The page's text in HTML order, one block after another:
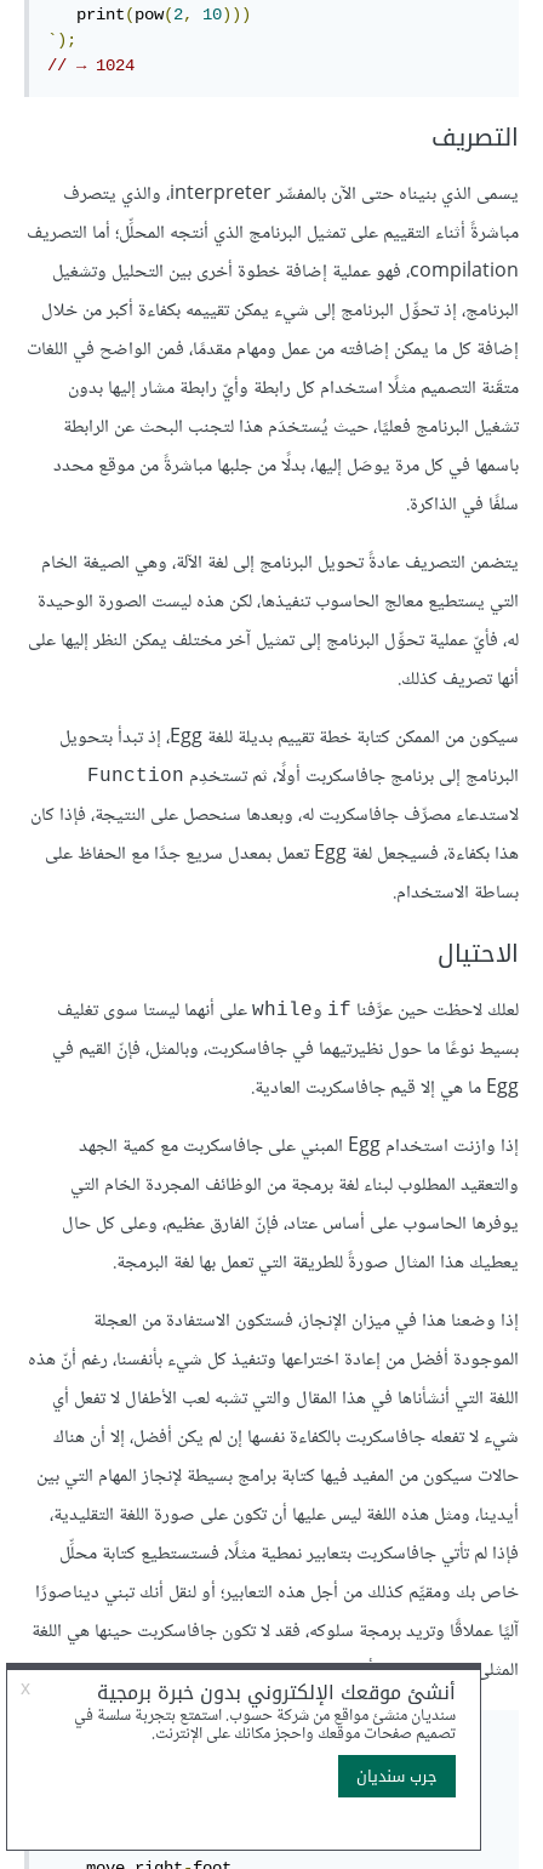
   print
(pow(2, 10)))
`);
// → 1024
التصريف
يسمى الذي بنيناه حتى الآن بالمفسِّر interpreter، والذي يتصرف
مباشرةً أثناء التقييم على تمثيل البرنامج الذي أنتجه المحلِّل؛ أما التصريف
compilation، فهو عملية إضافة خطوة أخرى بين التحليل وتشغيل
البرنامج، إذ تحوِّل البرنامج إلى شيء يمكن تقييمه بكفاءة أكبر من خلال
إضافة كل ما يمكن إضافته من عمل ومهام مقدمًا، فمن الواضح في اللغات
متقَنة التصميم مثلًا استخدام كل رابطة وأيّ رابطة مشار إليها بدون
تشغيل البرنامج فعليًا، حيث يُستخدَم هذا لتجنب البحث عن الرابطة
باسمها في كل مرة يوصَل إليها، بدلًا من جلبها مباشرةً من موقع محدد
سلفًا في الذاكرة.
يتضمن التصريف عادةً تحويل البرنامج إلى لغة الآلة، وهي الصيغة الخام
التي يستطيع معالج الحاسوب تنفيذها، لكن هذه ليست الصورة الوحيدة
له، فأيّ عملية تحوِّل البرنامج إلى تمثيل آخر مختلف يمكن النظر إليها على
أنها تصريف كذلك.
سيكون من الممكن كتابة خطة تقييم بديلة للغة Egg، إذ تبدأ بتحويل
البرنامج إلى برنامج جافاسكربت أولًا، ثم تستخدِم Function
لاستدعاء مصرِّف جافاسكربت له، وبعدها سنحصل على النتيجة، فإذا كان
هذا بكفاءة، فسيجعل لغة Egg تعمل بمعدل سريع جدًا مع الحفاظ على
بساطة الاستخدام.
الاحتيال
لعلك لاحظت حين عرَّفنا if وwhile على أنهما ليستا سوى تغليف
بسيط نوعًا ما حول نظيرتيهما في جافاسكربت، وبالمثل، فإنّ القيم في
Egg ما هي إلا قيم جافاسكربت العادية.
إذا وازنت استخدام Egg المبني على جافاسكربت مع كمية الجهد
والتعقيد المطلوب لبناء لغة برمجة من الوظائف المجردة الخام التي
يوفرها الحاسوب على أساس عتاد، فإنّ الفارق عظيم، وعلى كل حال
يعطيك هذا المثال صورةً للطريقة التي تعمل بها لغة البرمجة.
إذا وضعنا هذا في ميزان الإنجاز، فستكون الاستفادة من العجلة
الموجودة أفضل من إعادة اختراعها وتنفيذ كل شيء بأنفسنا، رغم أنّ هذه
اللغة التي أنشأناها في هذا المقال والتي تشبه لعب الأطفال لا تفعل أي
شيء لا تفعله جافاسكربت بالكفاءة نفسها إن لم يكن أفضل، إلا أن هناك
حالات سيكون من المفيد فيها كتابة برامج بسيطة لإنجاز المهام التي بين
أيدينا، ومثل هذه اللغة ليس عليها أن تكون على صورة اللغة التقليدية،
فإذا لم تأتي جافاسكربت بتعابير نمطية مثلًا، فستستطيع كتابة محلِّل
خاص بك ومقيِّم كذلك من أجل هذه التعابير؛ أو لنقل أنك تبني ديناصورًا
آليًا عملاقًا وتريد برمجة سلوكه، فقد لا تكون جافاسكربت حينها هي اللغة
المثلى لذلك، وستجد أنك تحتاج إلى لغة تبدو هكذا:
behavior walk